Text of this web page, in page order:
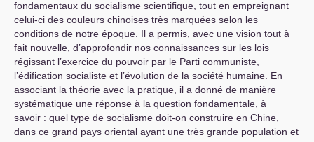
fondamentaux du socialisme scientifique, tout en empreignant
celui-ci des couleurs chinoises très marquées selon les
conditions de notre époque. Il a permis, avec une vision tout à
fait nouvelle, d’approfondir nos connaissances sur les lois
régissant l’exercice du pouvoir par le Parti communiste,
l’édification socialiste et l’évolution de la société humaine. En
associant la théorie avec la pratique, il a donné de manière
systématique une réponse à la question fondamentale, à
savoir : quel type de socialisme doit-on construire en Chine,
dans ce grand pays oriental ayant une très grande population et